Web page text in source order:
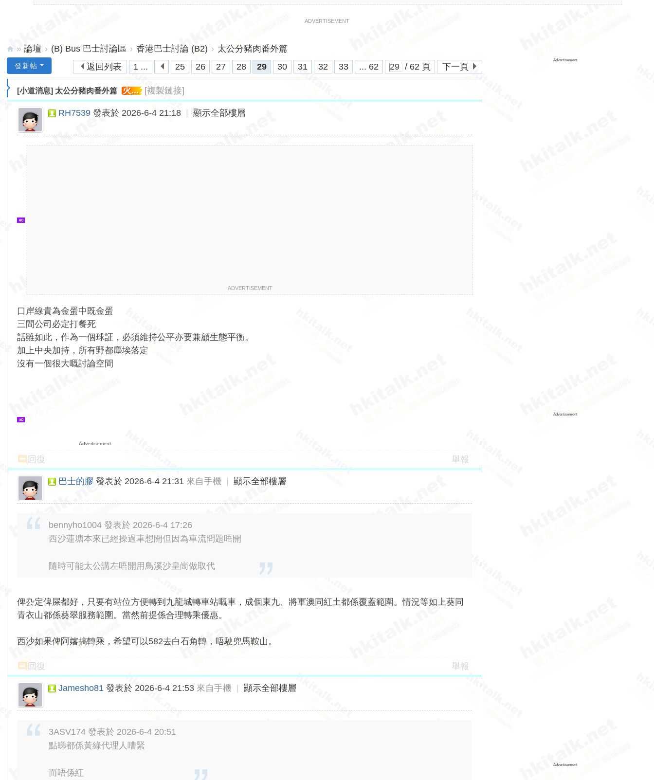
ADVERTISEMENT
lk.
» 論壇 › (B) Bus 巴士討論區 › 香港巴士討論 (B2) › 太公分豬肉番外篇
1 ...
25 26 27 28 29 30 31 32 33 ... 62 / 62 頁 下一頁
返回列表
發新帖
[小道消息] 太公分豬肉番外篇 火... [複製鏈接]
RH7539 發表於 2026-6-4 21:18 顯示全部樓層
ADVERTISEMENT
口岸線貴為金蛋中既金蛋
三間公司必定打餐死
話雖如此，作為一個球証，必須維持公平亦要兼顧生態平衡。
加上中央加持，所有野都塵埃落定
沒有一個很大嘅討論空間
Advertisement
回復 舉報
巴士的膠 發表於 2026-6-4 21:31 來自手機 顯示全部樓層
bennyho1004 發表於 2026-6-4 17:26
西沙蓮塘本來已經操過車想開但因為車流問題唔開
隨時可能太公講左唔開用鳥溪沙皇崗做取代
俾厹定俾屎都好，只要有站位方便轉到九龍城轉車站嘅車，成個東九、將軍澳同紅土都係覆蓋範圍。情況等如上葵同
青衣山都係葵翠服務範圍。當然前提係合理轉乘優惠。
西沙如果俾阿嬸搞轉乘，希望可以582去白石角轉，唔駛兜馬鞍山。
回復 舉報
Jamesho81 發表於 2026-6-4 21:53 來自手機 顯示全部樓層
3ASV174 發表於 2026-6-4 20:51
點睇都係黃綠代理人嘈緊
而唔係紅
Advertisement
Advertisement
Advertisement